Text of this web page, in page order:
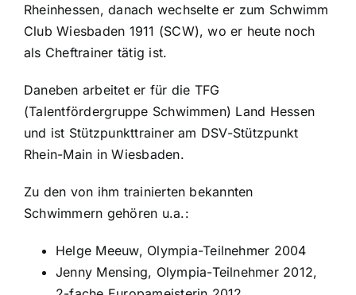
Rheinhessen, danach wechselte er zum Schwimm
Club Wiesbaden 1911 (SCW), wo er heute noch
als Cheftrainer tätig ist.
Daneben arbeitet er für die TFG
(Talentfördergruppe Schwimmen) Land Hessen
und ist Stützpunkttrainer am DSV-Stützpunkt
Rhein-Main in Wiesbaden.
Zu den von ihm trainierten bekannten
Schwimmern gehören u.a.:
Helge Meeuw, Olympia-Teilnehmer 2004
Jenny Mensing, Olympia-Teilnehmer 2012,